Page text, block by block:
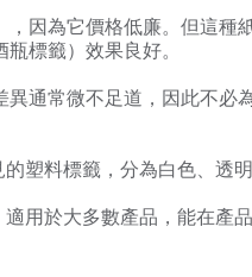
因為它價格低廉。但這種
標籤）效果良好。
通常微不足道，因此不必
塑料標籤，分為白色、透明
用於大多數產品，能在產